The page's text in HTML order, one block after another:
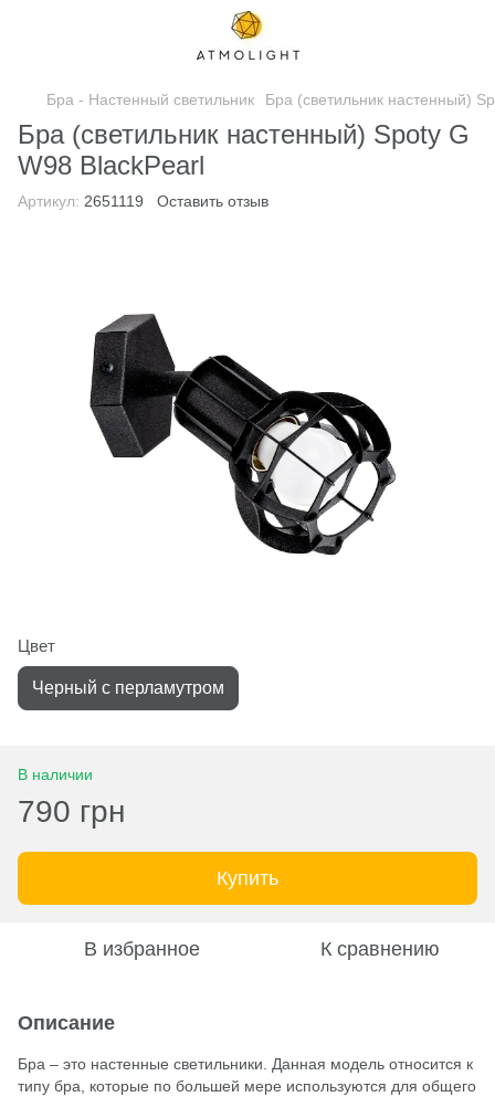
Бра - Настенный светильник Бра (светильник настенный)
Бра (светильник настенный) Spoty G
W98 BlackPearl
Артикул: 2651119 Оставить отзыв
Цвет
Черный с перламутром
В наличии
790 грн
Купить
В избранное К сравнению
Описание
Бра – это настенные светильники. Данная модель относится к
типу бра, которые по большей мере используются для общего